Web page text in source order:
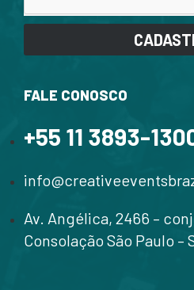
FALE CONOSCO
+55 11 3893-
Av. Angélica, 2466 –
Consolação São Paulo –